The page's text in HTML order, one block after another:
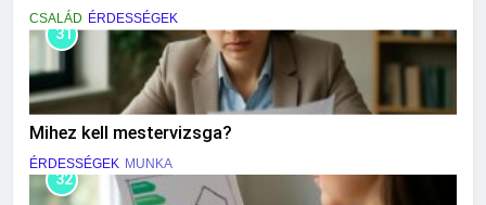
CSALÁD ÉRDESSÉGEK
31
Mihez kell mestervizsga?
ÉRDESSÉGEK MUNKA
32